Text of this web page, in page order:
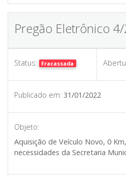
Pregão Eletrônico
Status: Fracassada
Publicado em: 31/01/2022
Objeto:
Aquisição de Veículo Novo, 0
necessidades da Secretaria